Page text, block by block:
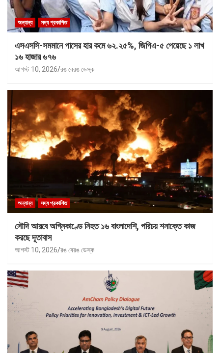
অন্যান্য সদ্য প্রকাশিত
এসএসসি-সমমানে পাসের হার কমে ৬২.২৫%, জিপিএ-৫ পেয়েছে ১ লাখ
১৬ হাজার ৬৭৬
আগস্ট 10, 2026 রঙ বেরঙ ডেস্ক
অন্যান্য সদ্য প্রকাশিত
সৌদি আরবে অগ্নিকাণ্ডে নিহত ১৬ বাংলাদেশি, পরিচয় শনাক্তে কাজ
করছে দূতাবাস
আগস্ট 10, 2026 রঙ বেরঙ ডেস্ক